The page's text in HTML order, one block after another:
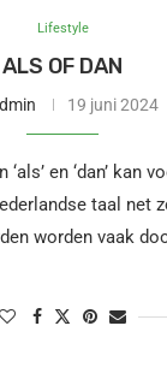
Lifestyle
ALS OF DAN
19 juni 2024
en ‘dan’ kan
taal net
worden vaak